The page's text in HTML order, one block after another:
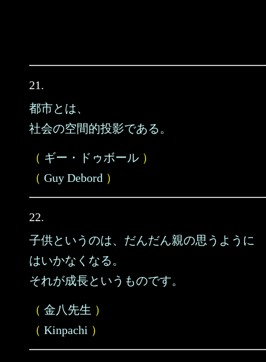
21.
都市とは、
社会の空間的投影である。
（ ギー・ドゥボール ）
（ Guy Debord ）
22.
子供というのは、だんだん親の思うように
はいかなくなる。
それが成長というものです。
（ 金八先生 ）
（ Kinpachi ）